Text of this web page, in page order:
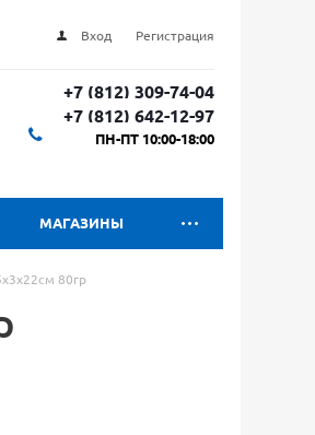
Вход Регистрация
+7 (812) 309-74-04
+7 (812) 642-12-97
ПН-ПТ 10:00-18:00
МАГАЗИНЫ
80гр